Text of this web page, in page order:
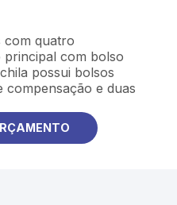
com quatro
com bolso
possui bolsos
compensação e duas